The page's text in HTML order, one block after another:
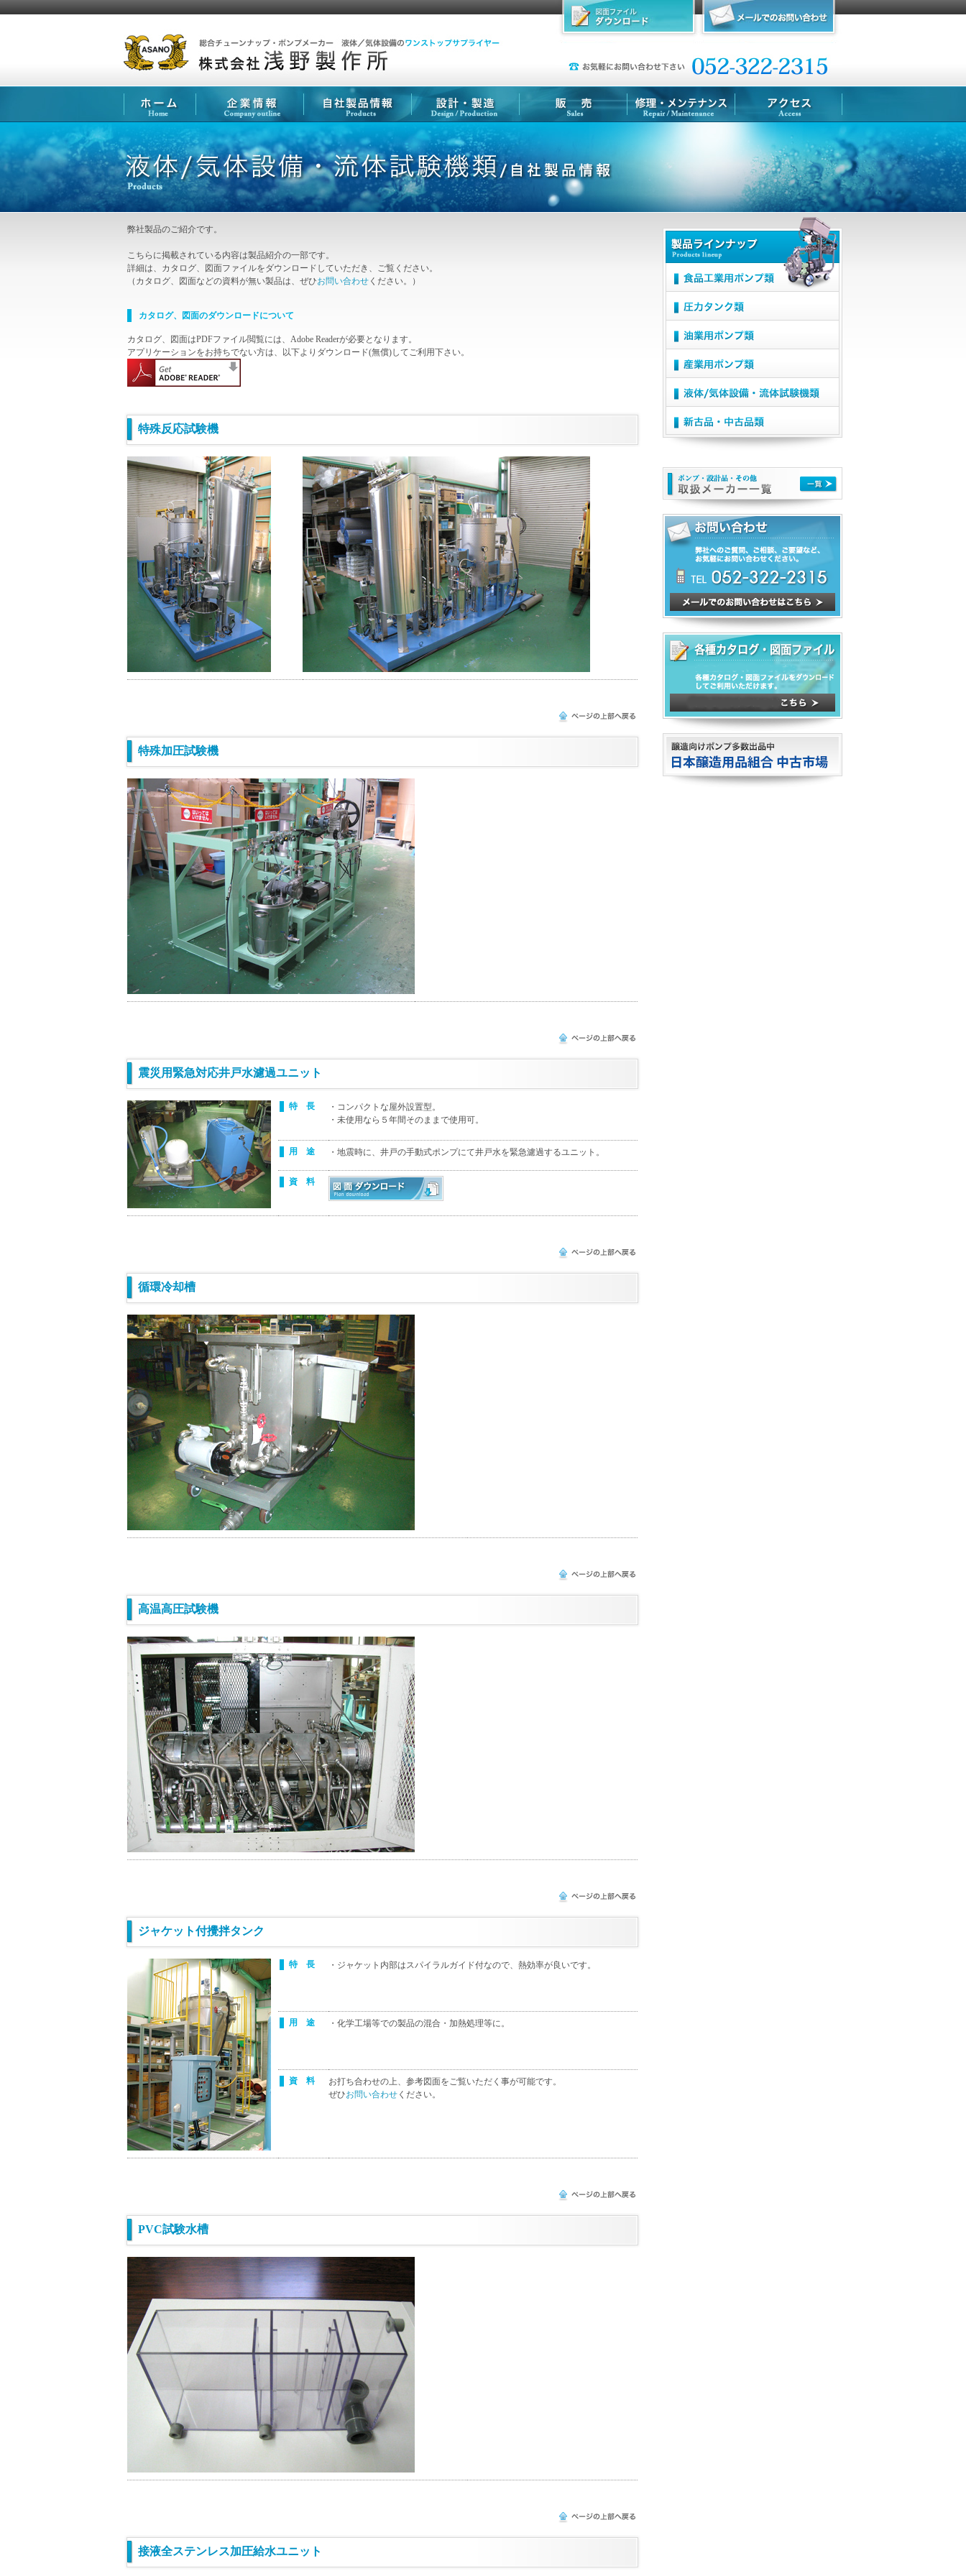
弊社製品のご紹介です。
こちらに掲載されている内容は製品紹介の一部です。
詳細は、カタログ、図面ファイルをダウンロードしていただき、ご覧ください。
（カタログ、図面などの資料が無い製品は、ぜひお問い合わせ ください。）
カタログ、図面のダウンロードについて
カタログ、図面はPDFファイル閲覧には、Adobe Readerが必要となります。
アプリケーションをお持ちでない方は、以下よりダウンロード(無償)してご利用下さい。
特殊反応試験機
特殊加圧試験機
震災用緊急対応井戸水濾過ユニット
特 長
・コンパクトな屋外設置型。
・未使用なら５年間そのままで使用可。
用 途 ・地震時に、井戸の手動式ポンプにて井戸水を緊急濾過するユニット。
資 料
循環冷却槽
高温高圧試験機
ジャケット付攪拌タンク
特 長 ・ジャケット内部はスパイラルガイド付なので、熱効率が良いです。
用 途 ・化学工場等での製品の混合・加熱処理等に。
資 料
お打ち合わせの上、参考図面をご覧いただく事が可能です。
ぜひお問い合わせ ください。
PVC試験水槽
接液全ステンレス加圧給水ユニット